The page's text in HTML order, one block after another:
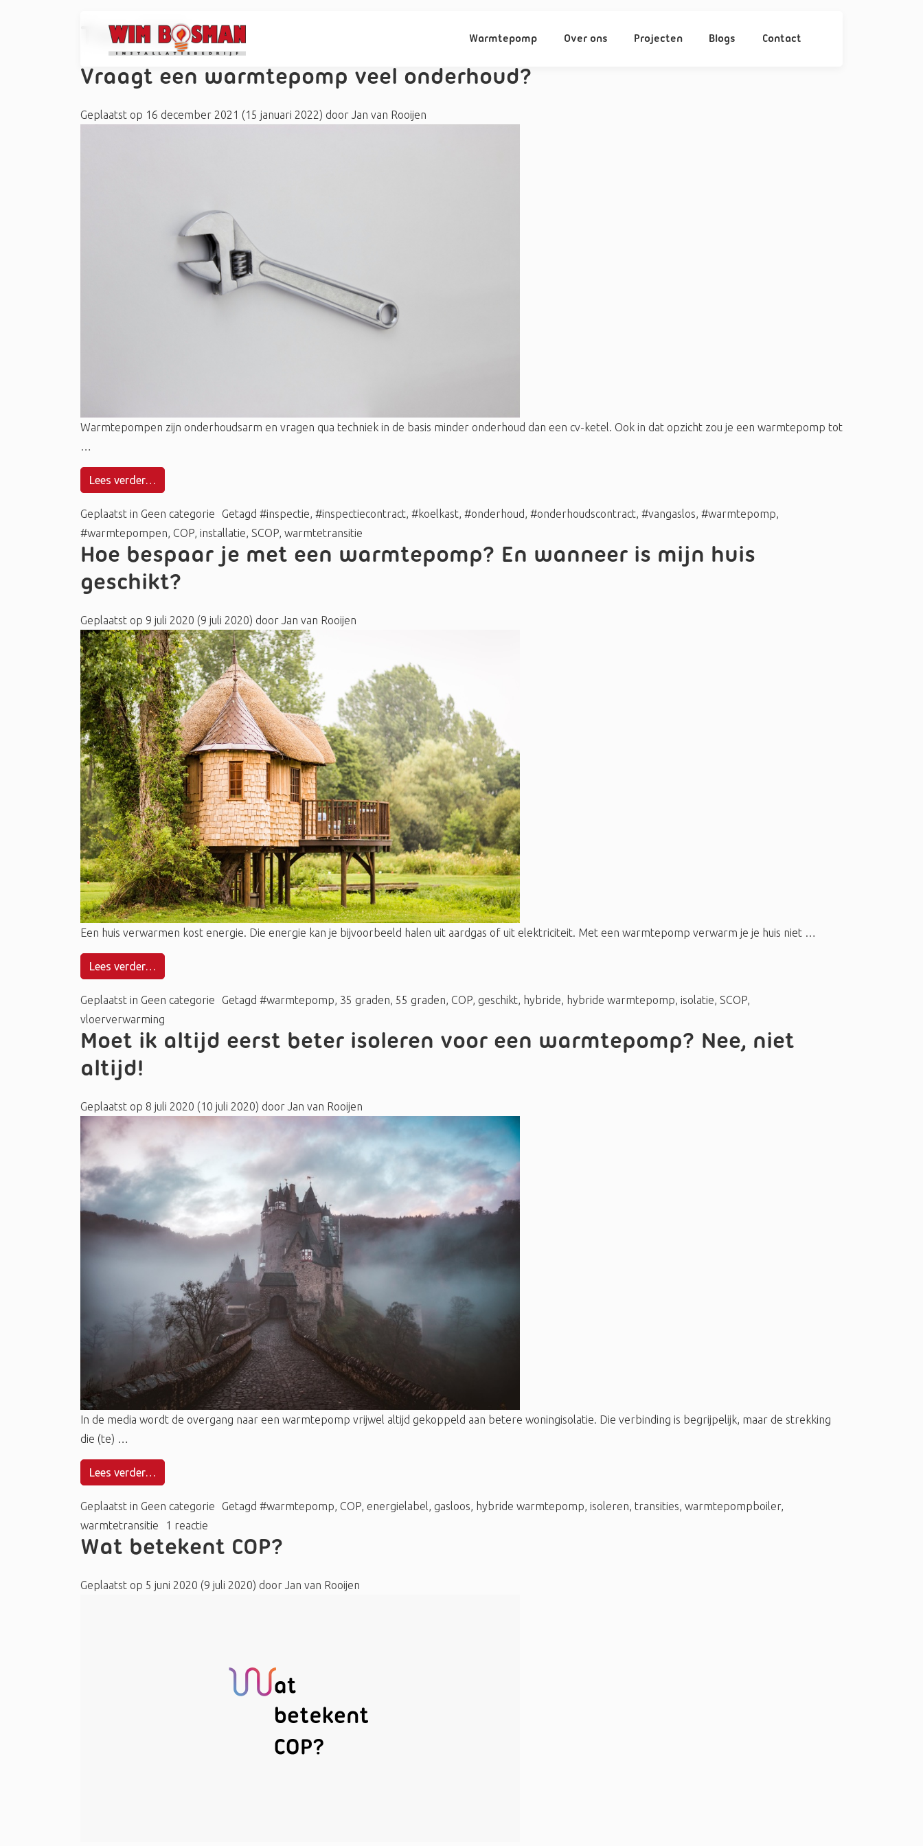
Warmtepomp Over ons Projecten Blogs Contact
Tag:COP
Vraagt een warmtepomp veel onderhoud?
Geplaatst op 16 december 2021 (15 januari 2022) door Jan van Rooijen
Warmtepompen zijn onderhoudsarm en vragen qua techniek in de basis minder onderhoud dan een cv-ketel. Ook in dat opzicht zou je een warmtepomp tot
…
Lees verder…
Geplaatst in Geen categorie Getagd #inspectie, #inspectiecontract, #koelkast, #onderhoud, #onderhoudscontract, #vangaslos, #warmtepomp,
#warmtepompen, COP, installatie, SCOP, warmtetransitie
Hoe bespaar je met een warmtepomp? En wanneer is mijn huis
geschikt?
Geplaatst op 9 juli 2020 (9 juli 2020) door Jan van Rooijen
Een huis verwarmen kost energie. Die energie kan je bijvoorbeeld halen uit aardgas of uit elektriciteit. Met een warmtepomp verwarm je je huis niet …
Lees verder…
Geplaatst in Geen categorie Getagd #warmtepomp, 35 graden, 55 graden, COP, geschikt, hybride, hybride warmtepomp, isolatie, SCOP,
vloerverwarming
Moet ik altijd eerst beter isoleren voor een warmtepomp? Nee, niet
altijd!
Geplaatst op 8 juli 2020 (10 juli 2020) door Jan van Rooijen
In de media wordt de overgang naar een warmtepomp vrijwel altijd gekoppeld aan betere woningisolatie. Die verbinding is begrijpelijk, maar de strekking
die (te) …
Lees verder…
Geplaatst in Geen categorie Getagd #warmtepomp, COP, energielabel, gasloos, hybride warmtepomp, isoleren, transities, warmtepompboiler,
warmtetransitie
1 reactie
Wat betekent COP?
Geplaatst op 5 juni 2020 (9 juli 2020) door Jan van Rooijen